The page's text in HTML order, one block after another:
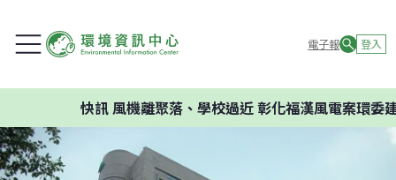
電子報 登入
風機離聚落、學校過近 彰化福漢風電案環委建議不